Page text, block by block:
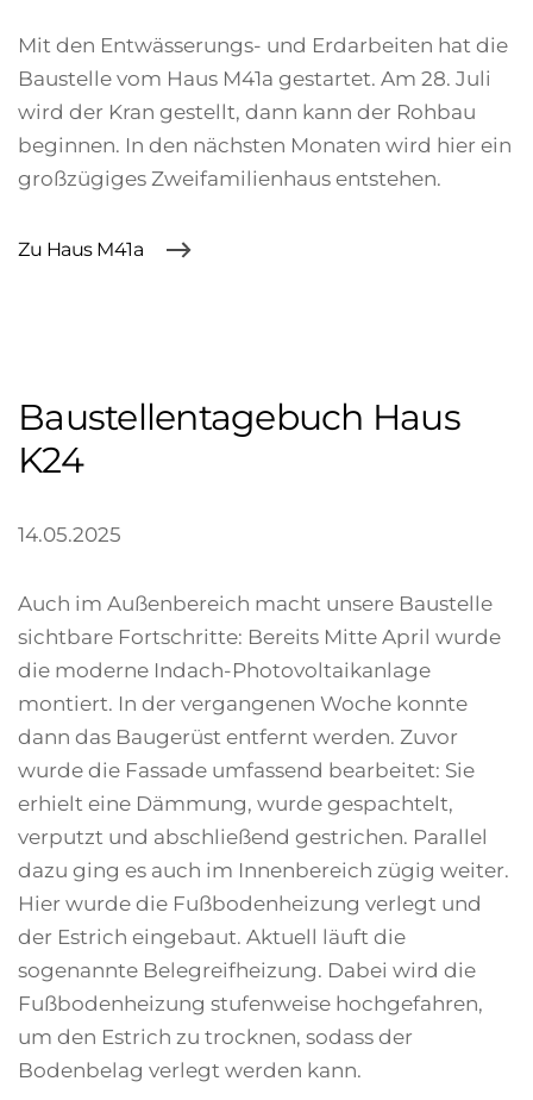
Mit den Entwässerungs- und Erdarbeiten hat die
Baustelle vom Haus M41a gestartet. Am 28. Juli
wird der Kran gestellt, dann kann der Rohbau
beginnen. In den nächsten Monaten wird hier ein
großzügiges Zweifamilienhaus entstehen.
Zu Haus M41a
Baustellentagebuch Haus
K24
14.05.2025
Auch im Außenbereich macht unsere Baustelle
sichtbare Fortschritte: Bereits Mitte April wurde
die moderne Indach-Photovoltaikanlage
montiert. In der vergangenen Woche konnte
dann das Baugerüst entfernt werden. Zuvor
wurde die Fassade umfassend bearbeitet: Sie
erhielt eine Dämmung, wurde gespachtelt,
verputzt und abschließend gestrichen. Parallel
dazu ging es auch im Innenbereich zügig weiter.
Hier wurde die Fußbodenheizung verlegt und
der Estrich eingebaut. Aktuell läuft die
sogenannte Belegreifheizung. Dabei wird die
Fußbodenheizung stufenweise hochgefahren,
um den Estrich zu trocknen, sodass der
Bodenbelag verlegt werden kann.